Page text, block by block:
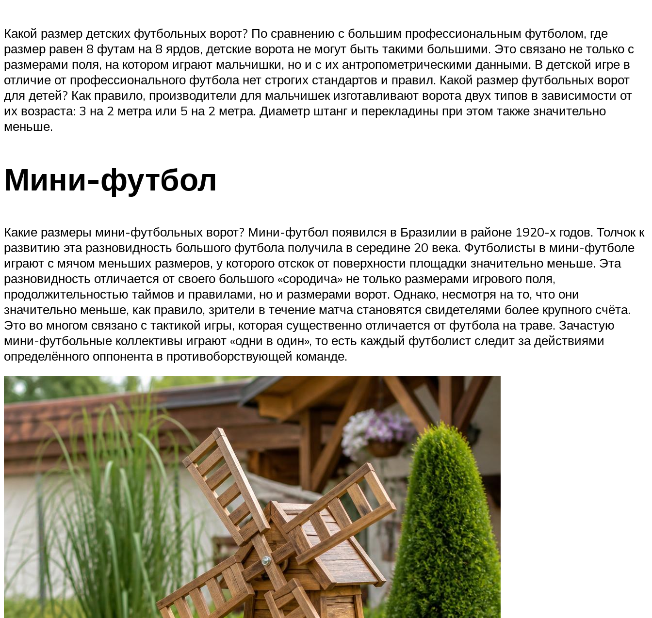
Какой размер детских футбольных ворот? По сравнению с большим профессиональным футболом, где
размер равен 8 футам на 8 ярдов, детские ворота не могут быть такими большими. Это связано не только с
размерами поля, на котором играют мальчишки, но и с их антропометрическими данными. В детской игре в
отличие от профессионального футбола нет строгих стандартов и правил. Какой размер футбольных ворот
для детей? Как правило, производители для мальчишек изготавливают ворота двух типов в зависимости от
их возраста: 3 на 2 метра или 5 на 2 метра. Диаметр штанг и перекладины при этом также значительно
меньше.
Мини-футбол
Какие размеры мини-футбольных ворот? Мини-футбол появился в Бразилии в районе 1920-х годов. Толчок к
развитию эта разновидность большого футбола получила в середине 20 века. Футболисты в мини-футболе
играют с мячом меньших размеров, у которого отскок от поверхности площадки значительно меньше. Эта
разновидность отличается от своего большого «сородича» не только размерами игрового поля,
продолжительностью таймов и правилами, но и размерами ворот. Однако, несмотря на то, что они
значительно меньше, как правило, зрители в течение матча становятся свидетелями более крупного счёта.
Это во многом связано с тактикой игры, которая существенно отличается от футбола на траве. Зачастую
мини-футбольные коллективы играют «одни в один», то есть каждый футболист следит за действиями
определённого оппонента в противоборствующей команде.